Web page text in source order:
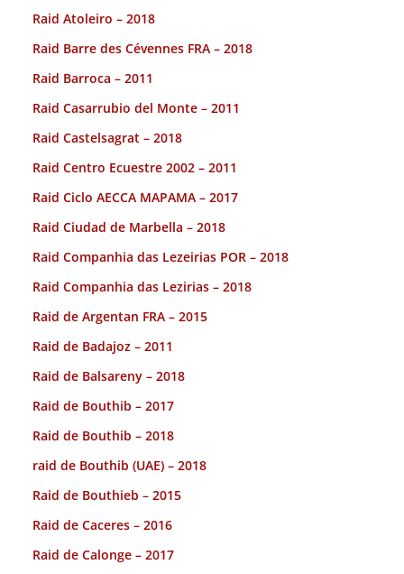
Raid Atoleiro – 2018
Raid Barre des Cévennes FRA – 2018
Raid Barroca – 2011
Raid Casarrubio del Monte – 2011
Raid Castelsagrat – 2018
Raid Centro Ecuestre 2002 – 2011
Raid Ciclo AECCA MAPAMA – 2017
Raid Ciudad de Marbella – 2018
Raid Companhia das Lezeirias POR – 2018
Raid Companhia das Lezirias – 2018
Raid de Argentan FRA – 2015
Raid de Badajoz – 2011
Raid de Balsareny – 2018
Raid de Bouthib – 2017
Raid de Bouthib – 2018
raid de Bouthib (UAE) – 2018
Raid de Bouthieb – 2015
Raid de Caceres – 2016
Raid de Calonge – 2017